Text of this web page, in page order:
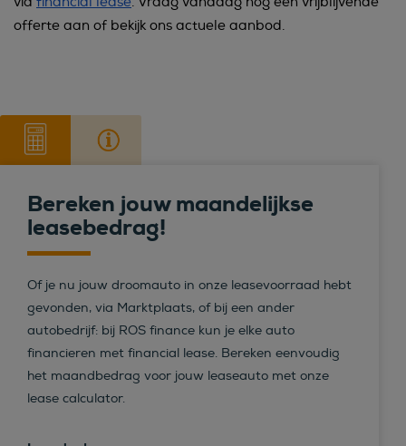
offerte aan of bekijk ons actuele aanbod.
Bereken jouw maandelijkse
leasebedrag!
Of je nu jouw droomauto in onze leasevoorraad hebt
gevonden, via Marktplaats, of bij een ander
autobedrijf: bij ROS finance kun je elke auto
financieren met financial lease. Bereken eenvoudig
het maandbedrag voor jouw leaseauto met onze
lease calculator.